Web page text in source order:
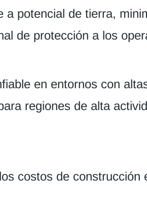
potencial de tierra,
de protección a los
en entornos con
regiones de alta
costos de construcción